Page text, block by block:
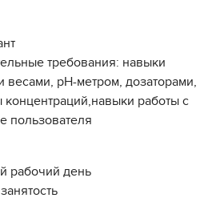
требования: навыки
весами, рН-метром, дозаторами,
концентраций,навыки работы с
пользователя
рабочий день